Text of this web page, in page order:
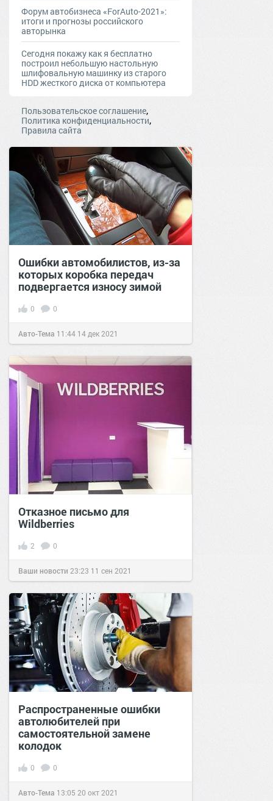
Форум автобизнеса «ForAuto-2021»:
итоги и прогнозы российского
авторынка
Сегодня покажу как я бесплатно
построил небольшую настольную
шлифовальную машинку из старого
HDD жесткого диска от компьютера
Пользовательское соглашение,
Политика конфиденциальности,
Правила сайта
Ошибки автомобилистов, из-за
которых коробка передач
подвергается износу зимой
0 0
Авто-Тема 11:44 14 дек 2021
Отказное письмо для
Wildberries
2 0
Ваши новости 23:23 11 сен 2021
Распространенные ошибки
автолюбителей при
самостоятельной замене
колодок
0 0
Авто-Тема 13:05 20 окт 2021